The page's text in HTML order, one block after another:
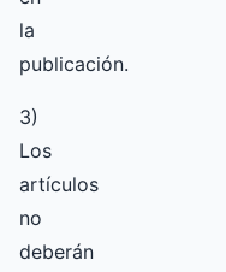
la
publicación.
3)
Los
artículos
no
deberán